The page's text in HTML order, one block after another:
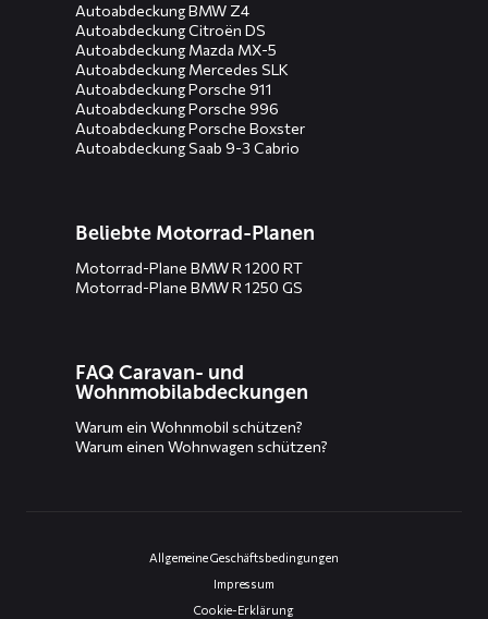
Autoabdeckung BMW Z4
Autoabdeckung Citroën DS
Autoabdeckung Mazda MX-5
Autoabdeckung Mercedes SLK
Autoabdeckung Porsche 911
Autoabdeckung Porsche 996
Autoabdeckung Porsche Boxster
Autoabdeckung Saab 9-3 Cabrio
Beliebte Motorrad-Planen
Motorrad-Plane BMW R 1200 RT
Motorrad-Plane BMW R 1250 GS
FAQ Caravan- und
Wohnmobilabdeckungen
Warum ein Wohnmobil schützen?
Warum einen Wohnwagen schützen?
Allgemeine Geschäftsbedingungen
Impressum
Cookie-Erklärung